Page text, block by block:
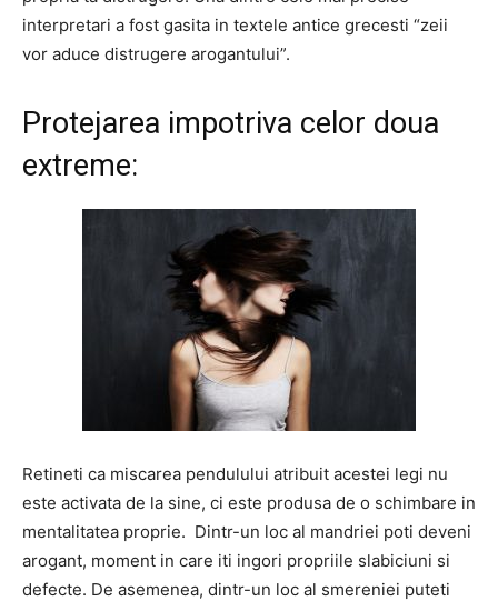
interpretari a fost gasita in textele antice grecesti “zeii
vor aduce distrugere arogantului”.
Protejarea impotriva celor doua
extreme:
Retineti ca miscarea pendulului atribuit acestei legi nu
este activata de la sine, ci este produsa de o schimbare in
mentalitatea proprie. Dintr-un loc al mandriei poti deveni
arogant, moment in care iti ingori propriile slabiciuni si
defecte. De asemenea, dintr-un loc al smereniei puteti